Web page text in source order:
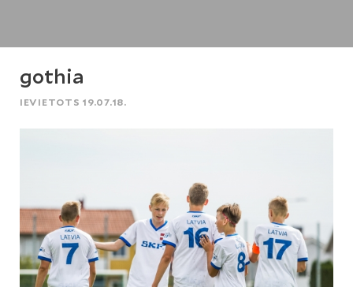
gothia
IEVIETOTS 19.07.18.